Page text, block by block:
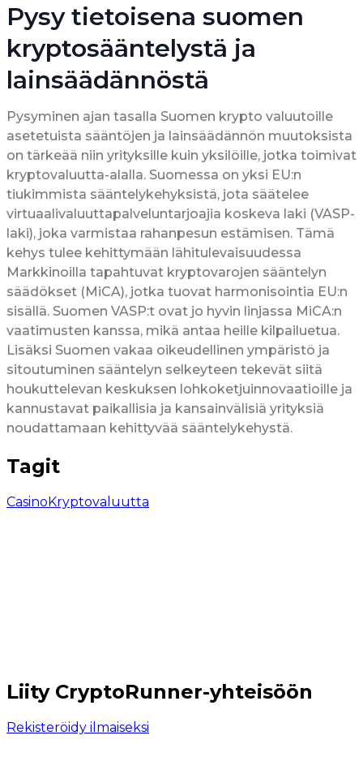
Pysy tietoisena suomen
kryptosääntelystä ja
lainsäädännöstä
Pysyminen ajan tasalla Suomen krypto valuutoille
asetetuista sääntöjen ja lainsäädännön muutoksista
on tärkeää niin yrityksille kuin yksilöille, jotka toimivat
kryptovaluutta-alalla. Suomessa on yksi EU:n
tiukimmista sääntelykehyksistä, jota säätelee
virtuaalivaluuttapalveluntarjoajia koskeva laki (VASP-
laki), joka varmistaa rahanpesun estämisen. Tämä
kehys tulee kehittymään lähitulevaisuudessa
Markkinoilla tapahtuvat kryptovarojen sääntelyn
säädökset (MiCA), jotka tuovat harmonisointia EU:n
sisällä. Suomen VASP:t ovat jo hyvin linjassa MiCA:n
vaatimusten kanssa, mikä antaa heille kilpailuetua.
Lisäksi Suomen vakaa oikeudellinen ympäristö ja
sitoutuminen sääntelyn selkeyteen tekevät siitä
houkuttelevan keskuksen lohkoketjuinnovaatioille ja
kannustavat paikallisia ja kansainvälisiä yrityksiä
noudattamaan kehittyvää sääntelykehystä.
Tagit
CasinoKryptovaluutta
Liity CryptoRunner-yhteisöön
Rekisteröidy ilmaiseksi